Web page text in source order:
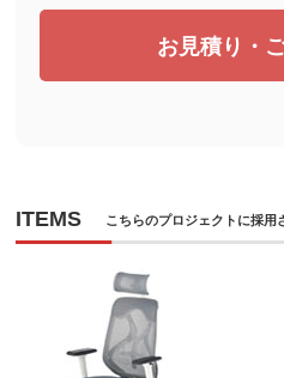
お見積り・
ITEMS こちらのプロジェクトに採用